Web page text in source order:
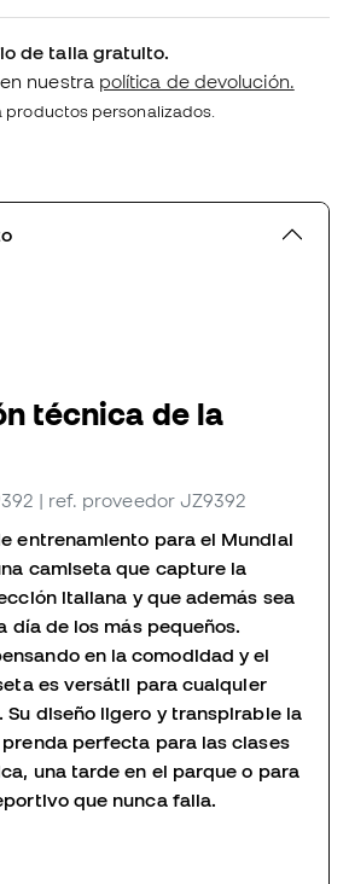
de talla gratuito.
nuestra política de devolución.
productos personalizados.
técnica de la
| ref. proveedor JZ9392
entrenamiento para el Mundial
camiseta que capture la
italiana y que además sea
día de los más pequeños.
en la comodidad y el
es versátil para cualquier
Su diseño ligero y transpirable la
perfecta para las clases
una tarde en el parque o para
que nunca falla.